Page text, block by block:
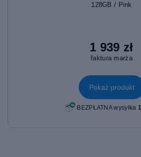
128GB / Pink
1 939 zł
faktura marża
Pokaż produkt
BEZPŁATNA wysyłka